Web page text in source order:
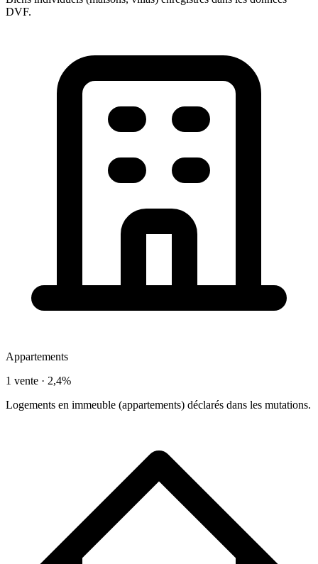
DVF.
Appartements
1 vente · 2,4%
Logements en immeuble (appartements) déclarés dans les mutations.